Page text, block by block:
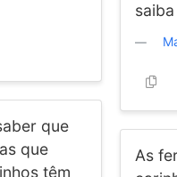
que
que
têm
As